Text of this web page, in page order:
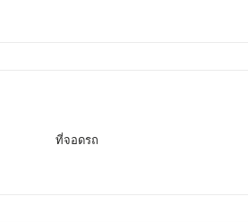
ที่จอดรถ